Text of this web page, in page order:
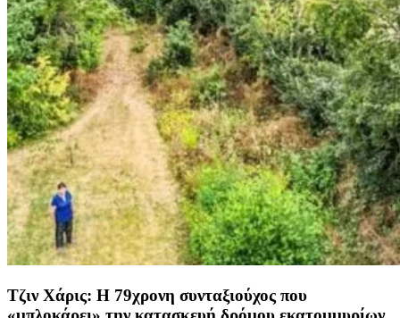
Τζιν Χάρις: Η 79χρονη συνταξιούχος που